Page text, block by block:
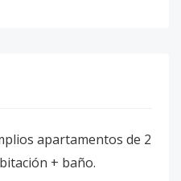
apartamentos de 2
+ baño.